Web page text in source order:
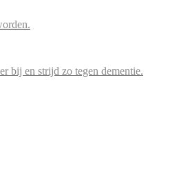
bij en strijd zo tegen dementie.